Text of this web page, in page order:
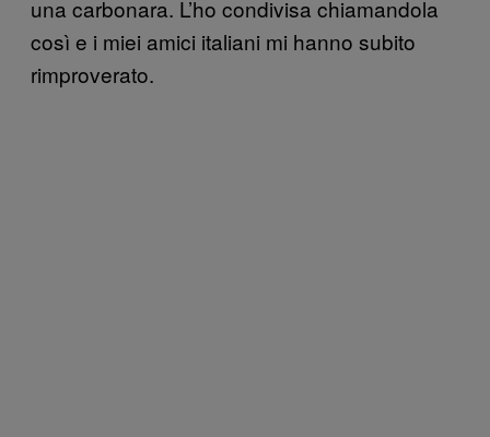
una carbonara. L’ho condivisa chiamandola
così e i miei amici italiani mi hanno subito
rimproverato.